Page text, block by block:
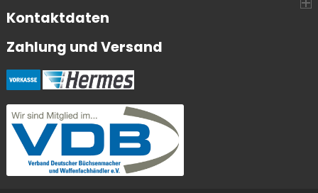
Kontaktdaten
Zahlung und Versand